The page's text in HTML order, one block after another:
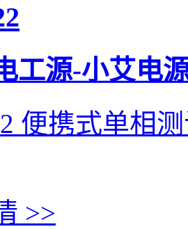
工源-小艾电
便携式单相
>>